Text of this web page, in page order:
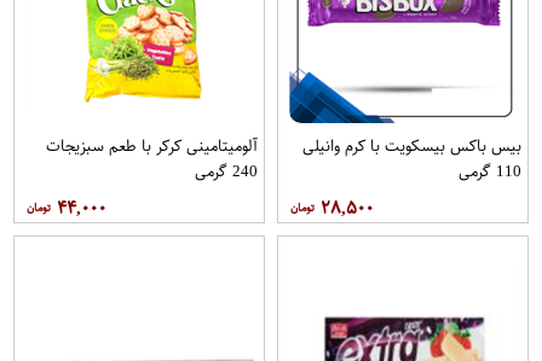
بیس باکس بیسکویت با کرم وانیلی
110 گرمی
۲۸,۵۰۰
آلومیتامینی کرکر با طعم سبزیجات
240 گرمی
۴۴,۰۰۰